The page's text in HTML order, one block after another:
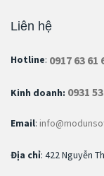
Liên hệ
Hotline: 0917 63 61
Kinh doanh: 0931
Email:
Địa chỉ: 422 Nguyễn